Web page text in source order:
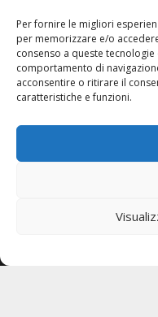
Per fornire le migliori
per memorizzare e/o
consenso a queste
comportamento di
acconsentire o ritirare il
caratteristiche e funzioni.
Privacy e
Disclaimer